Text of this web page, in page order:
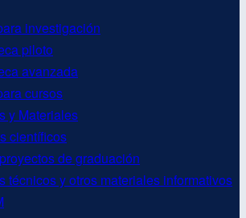
investigación
piloto
avanzada
cursos
y Materiales
científicos
de graduación
técnicos y otros materiales informativos